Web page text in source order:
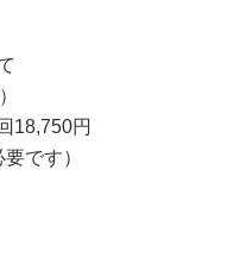
18,750円
です）